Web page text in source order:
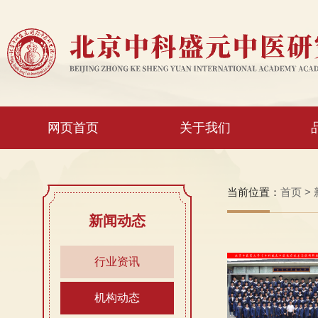
网页首页 关于我们
新闻动态
行业资讯
机构动态
当前位置： 首页 >